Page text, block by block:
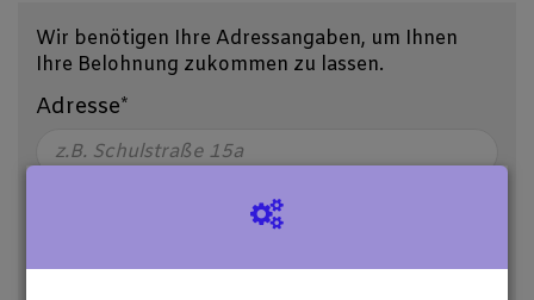
Wir benötigen Ihre Adressangaben, um Ihnen
Ihre Belohnung zukommen zu lassen.
Adresse*
Postleitzahl*